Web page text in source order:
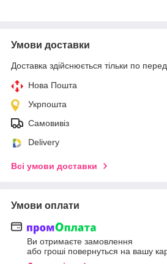
Умови доставки
Доставка здійснюється тільки по
Нова Пошта
Укрпошта
Самовивіз
Delivery
Всі умови доставки
Умови оплати
Ви отримаєте замовлення
або гроші повернуться на вашу